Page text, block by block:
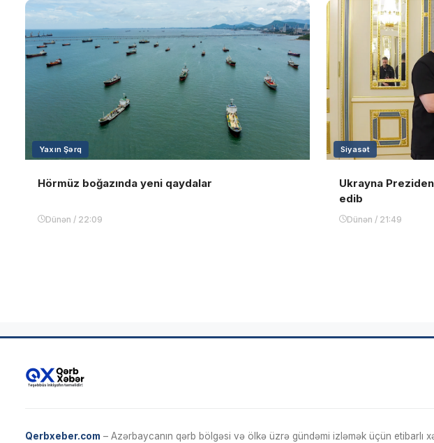
Yaxın Şərq
Hörmüz boğazında yeni qaydalar
Dünən / 22:09
Siyasət
Ukrayna
edib
Dünən / 21:49
Qerbxeber.com – Azərbaycanın qərb bölgəsi və ölkə üzrə gündəmi izləmək üçün etibarlı